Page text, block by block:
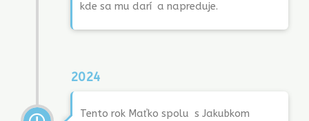
kde sa mu darí a napreduje.
2024
Tento rok Maťko spolu s Jakubkom